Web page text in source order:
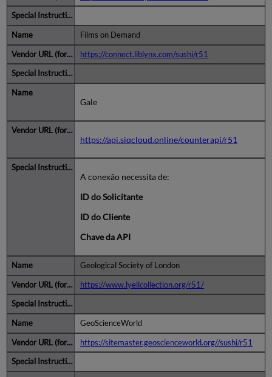
Films on Demand
https://connect.liblynx.com/sushi/r51
Gale
https://api.siqcloud.online/counterapi/r51
A conexão necessita de:
ID do Solicitante
ID do Cliente
Chave da API
Geological Society of London
https://www.lyellcollection.org/r51/
GeoScienceWorld
https://sitemaster.geoscienceworld.org//sushi/r51